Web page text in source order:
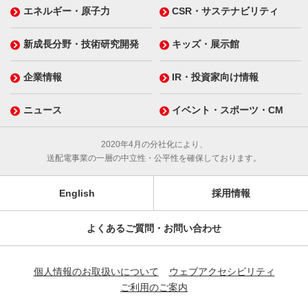
エネルギー・原子力 CSR・サステナビリティ
新成長分野・技術研究開発 キッズ・展示館
企業情報 IR・投資家向け情報
ニュース イベント・スポーツ・CM
2020年4月の分社化により、
送配電事業の一層の中立性・公平性を確保しております。
English 採用情報
よくあるご質問・お問い合わせ
個人情報のお取扱いについて
ウェブアクセシビリティ
ご利用のご案内